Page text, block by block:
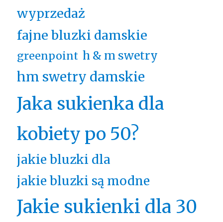
wyprzedaż
fajne bluzki damskie
greenpoint h & m swetry
hm swetry damskie
Jaka sukienka dla
kobiety po 50?
jakie bluzki dla
jakie bluzki są modne
Jakie sukienki dla 30